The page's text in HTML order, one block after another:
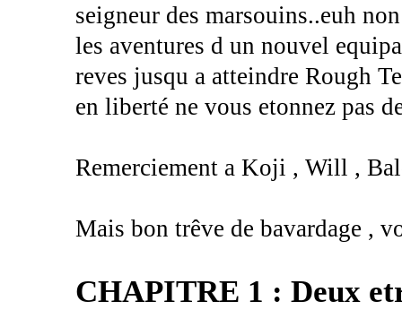
seigneur des marsouins..euh
les aventures d un nouvel
reves jusqu a atteindre Rough
en liberté ne vous etonnez pas
Remerciement a Koji , Will ,
Mais bon trêve de bavardage ,
CHAPITRE 1 : Deux